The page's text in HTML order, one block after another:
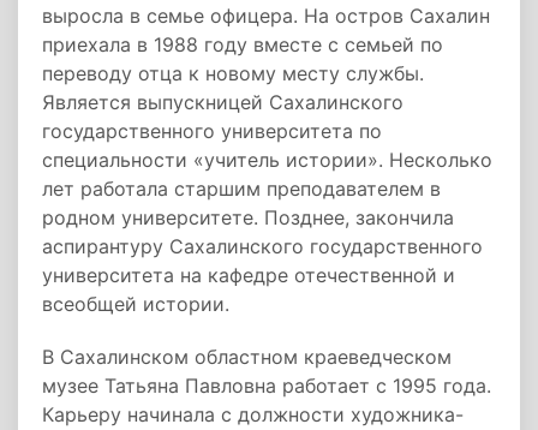
выросла в семье офицера. На остров Сахалин
приехала в 1988 году вместе с семьей по
переводу отца к новому месту службы.
Является выпускницей Сахалинского
государственного университета по
специальности «учитель истории». Несколько
лет работала старшим преподавателем в
родном университете. Позднее, закончила
аспирантуру Сахалинского государственного
университета на кафедре отечественной и
всеобщей истории.
В Сахалинском областном краеведческом
музее Татьяна Павловна работает с 1995 года.
Карьеру начинала с должности художника-